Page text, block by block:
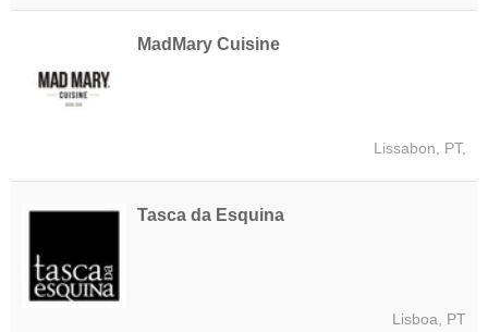
MadMary Cuisine
Lissabon, PT,
Tasca da Esquina
Lisboa, PT